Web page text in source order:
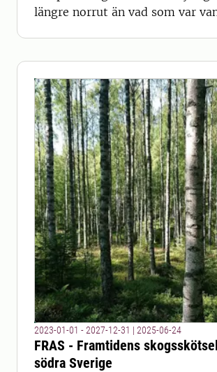
längre norrut än vad som var
2023-01-01 - 2027-12-31 | 2025-06-24
FRAS - Framtidens
södra Sverige